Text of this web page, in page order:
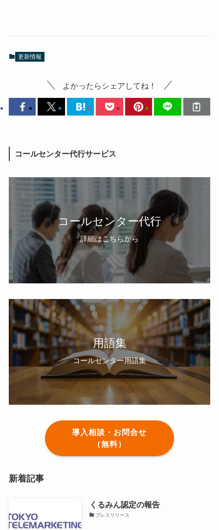
更新情報
よかったらシェアしてね！
コールセンター代行サービス
コールセンター代行
詳細はこちらから
用語集
コールセンター用語集
導入相談・お問合せ
（無料）
新着記事
くるみん認定の報告
プレスリリース